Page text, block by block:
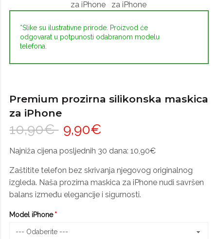
*Slike su ilustrativne prirode. Proizvod će
odgovarat u potpunosti odabranom modelu
telefona.
Premium prozirna silikonska maskica
za iPhone
10,90€ 9,90€
Najniža cijena posljednih 30 dana: 10,90€
Zaštitite telefon bez skrivanja njegovog originalnog
izgleda. Naša prozirna maskica za iPhone nudi savršen
balans između elegancije i sigurnosti.
Model iPhone